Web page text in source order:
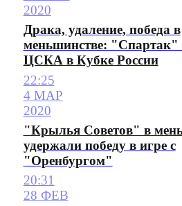
2020
Драка, удаление, победа в
меньшинстве: "Спартак"
ЦСКА в Кубке России
22:25
4 МАР
2020
"Крылья Советов" в
удержали победу в игре с
"Оренбургом"
20:31
28 ФЕВ